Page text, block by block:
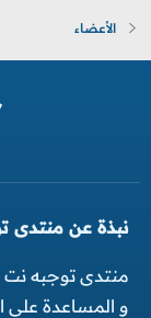
الأعضاء
نبذة عن منتدى
منتدى توجبه
و المساعدة